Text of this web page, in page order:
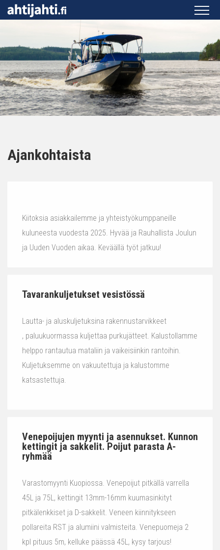
Ajankohtaista
Kiitoksia asiakkailemme ja yhteistyökumppaneille
kuluneesta vuodesta 2025. Hyvää ja Rauhallista Joulun
ja Uuden Vuoden aikaa. Keväällä työt jatkuu!
Tavarankuljetukset vesistössä
Lautta- ja aluskuljetuksina rakennustarvikkeet
, paluukuormassa kuljettaa purkujätteet. Kalustollamme
helppo rantautua mataliin ja vaikeisiinkin rantoihin.
Kuljetuksemme on vakuutettuja ja kalustomme
katsastettuja.
Venepoijujen myynti ja asennukset. Kunnon
kettingit ja sakkelit. Poijut parasta A-
ryhmää
Varastomyynti Kuopiossa. Venepoijut pitkällä varrella
45L ja 75L, kettingit 13mm-16mm kuumasinkityt
pitkälenkkiset ja D-sakkelit. Veneen kiinnitykseen
pollareita RST ja alumiini valmisteita. Venepuomeja 2
kpl pituus 5m, kelluke päässä 45L, kysy tarjous!